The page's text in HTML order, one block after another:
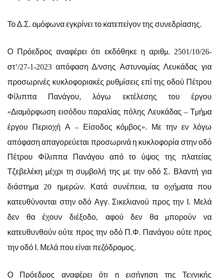
Το ∆.Σ. οµόφωνα εγκρίνει το κατεπείγον της συνεδρίασης.
Ο Πρόεδρος αναφέρει ότι εκδόθηκε η αριθµ. 2501/10/26-
στ’/27-1-2023 απόφαση ∆/νσης Αστυνοµίας Λευκάδας για
προσωρινές κυκλοφοριακές ρυθµίσεις επί της οδού Πέτρου
Φίλιππα Πανάγου, λόγω εκτέλεσης του έργου
«∆ιαµόρφωση εισόδου παραλίας πόλης Λευκάδας– Τµήµα
έργου Περιοχή Α –Είσοδος κόµβος».
Με την εν λόγω
απόφαση απαγορεύεται προσωρινά η κυκλοφορία στην οδό
Πέτρου Φίλιππα Πανάγου από το ύψος της πλατείας
Τζεβελέκη µέχρι τη συµβολή της µε την οδό Σ. Βλαντή για
διάστηµα 20 ηµερών. Κατά συνέπεια,
τα οχήµατα που
κατευθύνονται στην οδό Αγγ. Σικελιανού προς την Ι. Μελά
δεν θα έχουν διέξοδο, αφού δεν θα µπορούν να
κατευθυνθούν ούτε προς την οδό Π.Φ. Πανάγου ούτε προς
την οδό Ι. Μελά που είναι πεζόδροµος.
Ο Πρόεδρος αναφέρει ότι η εισήγηση της Τεχνικής